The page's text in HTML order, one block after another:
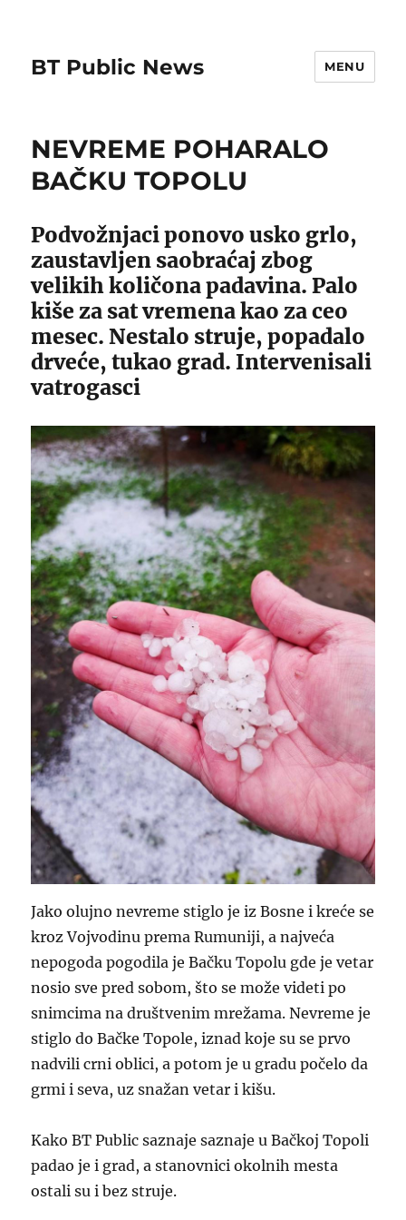
BT Public News MENU
NEVREME POHARALO
BAČKU TOPOLU
Podvožnjaci ponovo usko grlo,
zaustavljen saobraćaj zbog
velikih količona padavina. Palo
kiše za sat vremena kao za ceo
mesec. Nestalo struje, popadalo
drveće, tukao grad. Intervenisali
vatrogasci
Jako olujno nevreme stiglo je iz Bosne i kreće se
kroz Vojvodinu prema Rumuniji, a najveća
nepogoda pogodila je Bačku Topolu gde je vetar
nosio sve pred sobom, što se može videti po
snimcima na društvenim mrežama. Nevreme je
stiglo do Bačke Topole, iznad koje su se prvo
nadvili crni oblici, a potom je u gradu počelo da
grmi i seva, uz snažan vetar i kišu.
Kako BT Public saznaje saznaje u Bačkoj Topoli
padao je i grad, a stanovnici okolnih mesta
ostali su i bez struje.